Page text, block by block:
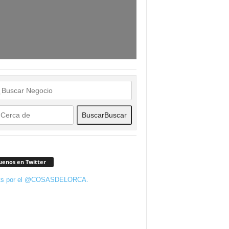
BuscarBuscar
en Twitter
por el @COSASDELORCA.